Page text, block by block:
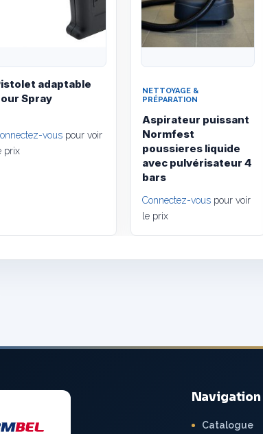
adaptable
Spray
vous pour voir
prix
NETTOYAGE &
PRÉPARATION
Aspirateur puissant
Normfest
poussieres liquide
avec pulvérisateur 4
bars
Connectez-vous pour voir
le prix
Navigation
Catalogue